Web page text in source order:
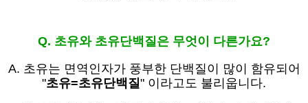
Q. 초유와 초유단백질은 무엇이 다른가요?
A. 초유는 면역인자가 풍부한 단백질이 많이 함유되어
"초유=초유단백질 " 이라고도 불리웁니다.